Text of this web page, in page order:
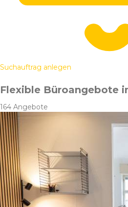
Suchauftrag anlegen
Flexible Büroangebote
164 Angebote